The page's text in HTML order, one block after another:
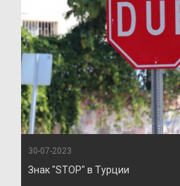
30-07-2023
Знак "STOP" в Турции